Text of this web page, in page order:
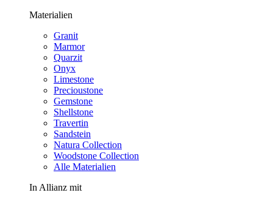
Materialien
Granit
Marmor
Quarzit
Onyx
Limestone
Precioustone
Gemstone
Shellstone
Travertin
Sandstein
Natura Collection
Woodstone Collection
Alle Materialien
In Allianz mit